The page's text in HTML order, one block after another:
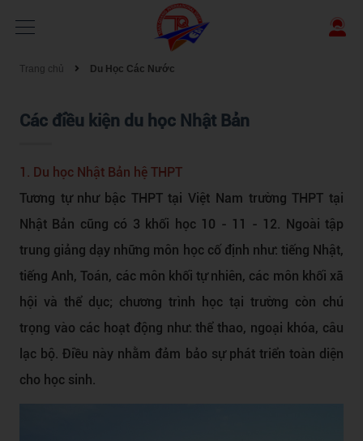
Trang chủ Du Học Các Nước
Các điều kiện du học Nhật Bản
1. Du học Nhật Bản hệ THPT
Tương tự như bậc THPT tại Việt Nam trường THPT tại
Nhật Bản cũng có 3 khối học 10 - 11 - 12. Ngoài tập
trung giảng dạy những môn học cố định như: tiếng Nhật,
tiếng Anh, Toán, các môn khối tự nhiên, các môn khối xã
hội và thể dục; chương trình học tại trường còn chú
trọng vào các hoạt động như: thể thao, ngoại khóa, câu
lạc bộ. Điều này nhằm đảm bảo sự phát triển toàn diện
cho học sinh.